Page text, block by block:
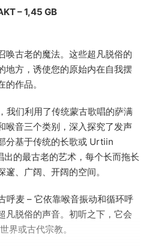
– 1,45 GB
唤古老的魔法。这些超凡脱俗的
地方，诱使您的原始内在自我摆
作品。
我们利用了传统蒙古歌唱的萨满
喉音三个类别，深入探究了发声
分基于传统的长歌或 Urtiin
的最古老的艺术，每个长而拖长
、广阔、开阔的空间。
呼麦 – 它依靠喉音振动和循环呼
凡脱俗的声音。初听之下，它会
界或古代宗教。